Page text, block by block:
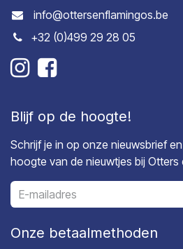
info@ottersenflamingos.be
+32 (0)499 29 28 05
Blijf op de hoogte!
Schrijf je in op onze nieuwsbrief
hoogte van de nieuwtjes bij Otters
Onze betaalmethoden